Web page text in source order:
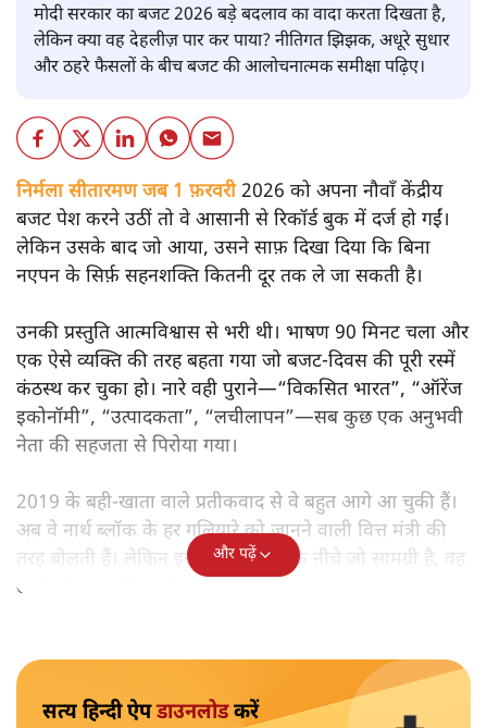
मोदी सरकार का बजट 2026 बड़े बदलाव का वादा करता दिखता है,
लेकिन क्या वह देहलीज़ पार कर पाया? नीतिगत झिझक, अधूरे सुधार
और ठहरे फैसलों के बीच बजट की आलोचनात्मक समीक्षा पढ़िए।
निर्मला सीतारमण जब 1 फ़रवरी2026 को अपना नौवाँ केंद्रीय
बजट पेश करने उठीं तो वे आसानी से रिकॉर्ड बुक में दर्ज हो गईं।
लेकिन उसके बाद जो आया, उसने साफ़ दिखा दिया कि बिना
नएपन के सिर्फ़ सहनशक्ति कितनी दूर तक ले जा सकती है।
उनकी प्रस्तुति आत्मविश्वास से भरी थी। भाषण 90 मिनट चला और
एक ऐसे व्यक्ति की तरह बहता गया जो बजट‑दिवस की पूरी रस्में
कंठस्थ कर चुका हो। नारे वही पुराने—“विकसित भारत”, “ऑरेंज
इकोनॉमी”, “उत्पादकता”, “लचीलापन”—सब कुछ एक अनुभवी
नेता की सहजता से पिरोया गया।
2019 के बही‑खाता वाले प्रतीकवाद से वे बहुत आगे आ चुकी हैं।
अब वे नार्थ ब्लॉक के हर गलियारे को जानने वाली वित्त मंत्री की
तरह बोलती हैं। लेकिन इस आत्मविश्वास के नीचे जो सामग्री है, वह
उतनी ही अनुमानित और दोहराव भरी।
और पढ़ें
सत्य हिन्दी ऐपडाउनलोडकरें